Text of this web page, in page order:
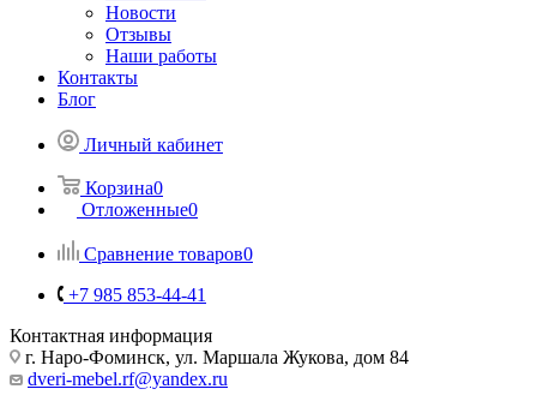
Новости
Отзывы
Наши работы
Контакты
Блог
Личный кабинет
Корзина0
Отложенные0
Сравнение товаров0
+7 985 853-44-41
Контактная информация
г. Наро-Фоминск, ул. Маршала Жукова, дом 84
dveri-mebel.rf@yandex.ru